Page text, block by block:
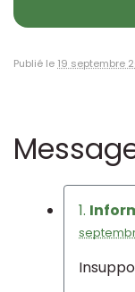
Publié le 19 septembre
1.